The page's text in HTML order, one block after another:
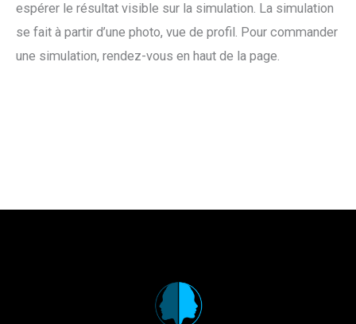
espérer le résultat visible sur la simulation. La simulation
se fait à partir d’une photo, vue de profil. Pour commander
une simulation, rendez-vous en haut de la page.